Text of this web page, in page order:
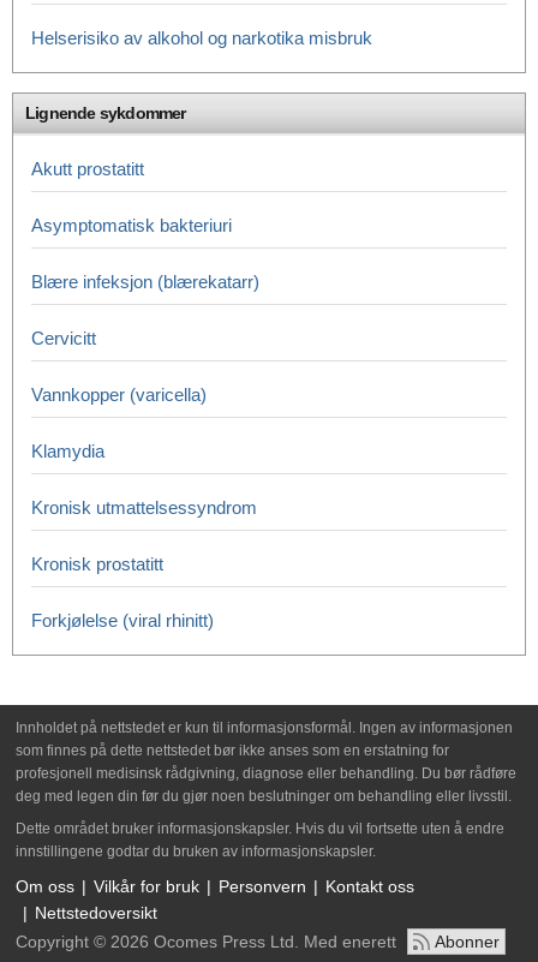
Helserisiko av alkohol og narkotika misbruk
Lignende sykdommer
Akutt prostatitt
Asymptomatisk bakteriuri
Blære infeksjon (blærekatarr)
Cervicitt
Vannkopper (varicella)
Klamydia
Kronisk utmattelsessyndrom
Kronisk prostatitt
Forkjølelse (viral rhinitt)
Innholdet på nettstedet er kun til informasjonsformål. Ingen av informasjonen
som finnes på dette nettstedet bør ikke anses som en erstatning for
profesjonell medisinsk rådgivning, diagnose eller behandling. Du bør rådføre
deg med legen din før du gjør noen beslutninger om behandling eller livsstil.
Dette området bruker informasjonskapsler. Hvis du vil fortsette uten å endre
innstillingene godtar du bruken av informasjonskapsler.
Om oss Vilkår for bruk Personvern
Kontakt oss
Nettstedoversikt
Copyright © 2026 Ocomes Press Ltd. Med enerett
Abonner